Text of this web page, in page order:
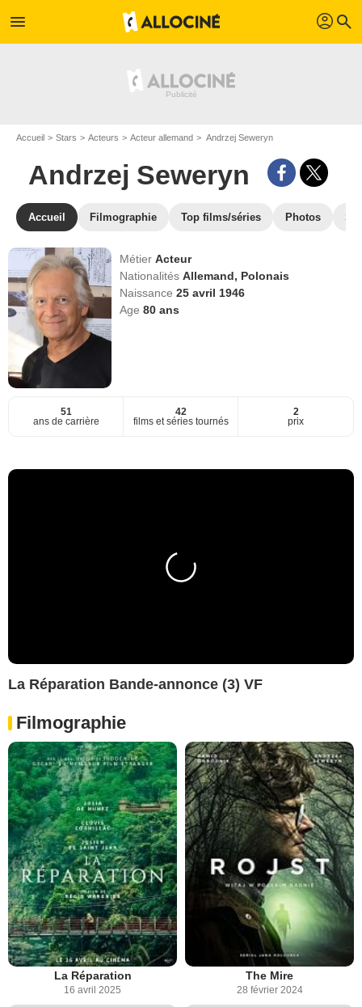
menu profil search
Accueil Stars Acteurs Acteur allemand Andrzej Seweryn
Andrzej Seweryn
Accueil Filmographie Top films/séries Photos
MétierActeur
NationalitésAllemand, Polonais
Naissance25 avril 1946
Age80 ans
51
ans de carrière
42
films et séries tournés
2
prix
La Réparation Bande-annonce (3) VF
Filmographie
La Réparation
16 avril 2025
The Mire
28 février 2024